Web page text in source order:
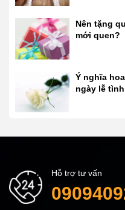
Nên tặng
mới quen?
Ý nghĩa
ngày lễ
Hỗ trợ tư vấn